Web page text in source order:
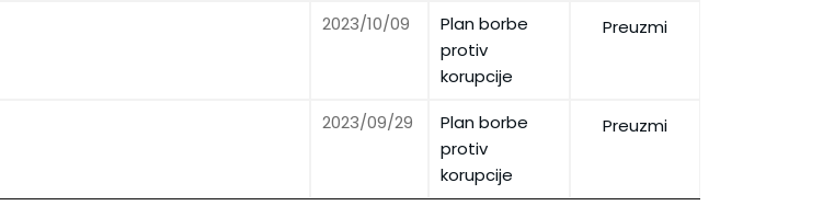
2023/10/09
Plan borbe
protiv
korupcije
Preuzmi
2023/09/29
Plan borbe
protiv
korupcije
Preuzmi